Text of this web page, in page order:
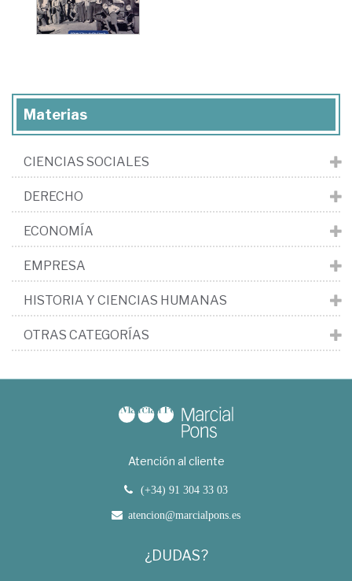
Materias
CIENCIAS SOCIALES
DERECHO
ECONOMÍA
EMPRESA
HISTORIA Y CIENCIAS HUMANAS
OTRAS CATEGORÍAS
Atención al cliente
(+34) 91 304 33 03
atencion@marcialpons.es
¿DUDAS?